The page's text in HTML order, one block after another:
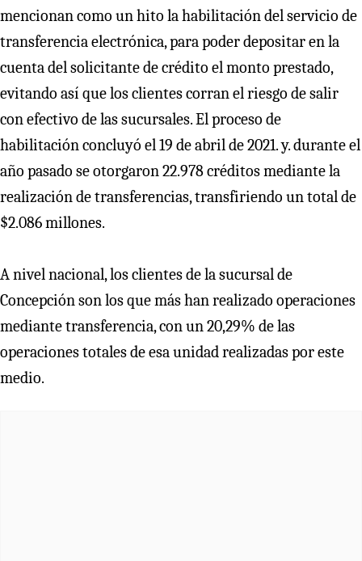
mencionan como un hito la habilitación del servicio de
transferencia electrónica, para poder depositar en la
cuenta del solicitante de crédito el monto prestado,
evitando así que los clientes corran el riesgo de salir
con efectivo de las sucursales. El proceso de
habilitación concluyó el 19 de abril de 2021. y. durante el
año pasado se otorgaron 22.978 créditos mediante la
realización de transferencias, transfiriendo un total de
$2.086 millones.
A nivel nacional, los clientes de la sucursal de
Concepción son los que más han realizado operaciones
mediante transferencia, con un 20,29% de las
operaciones totales de esa unidad realizadas por este
medio.